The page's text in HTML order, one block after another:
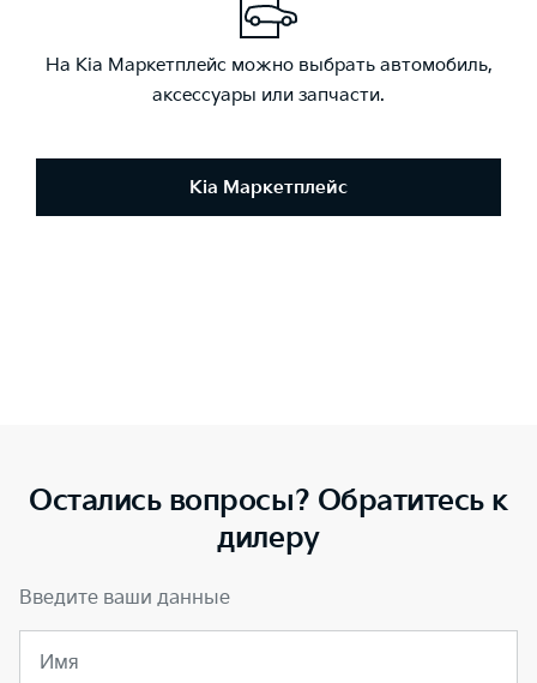
На Kia Маркетплейс можно выбрать автомобиль,
аксессуары или запчасти.
Kia Маркетплейс
Остались вопросы? Обратитесь к
дилеру
Введите ваши данные
Имя